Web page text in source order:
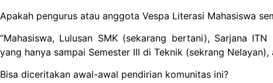
Apakah pengurus atau anggota Vespa Literasi Mahasiswa
“Mahasiswa, Lulusan SMK (sekarang bertani), Sarjana
yang hanya sampai Semester III di Teknik (sekrang
Bisa diceritakan awal-awal pendirian komunitas ini?